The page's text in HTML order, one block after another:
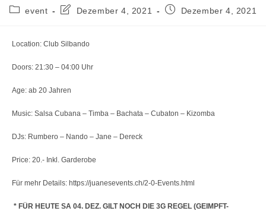
Beitrags-
event
Beitrag
am:
Dezember 4, 2021
BeitragDezember 4, 2021
Location: Club Silbando
Doors: 21:30 – 04:00 Uhr
Age: ab 20 Jahren
Music: Salsa Cubana – Timba – Bachata – Cubaton – Kizomba
DJs: Rumbero – Nando – Jane – Dereck
Price: 20.- Inkl. Garderobe
Für mehr Details: https://juanesevents.ch/2-0-Events.html
* FÜR HEUTE SA 04. DEZ. GILT NOCH DIE 3G REGEL (GEIMPFT-